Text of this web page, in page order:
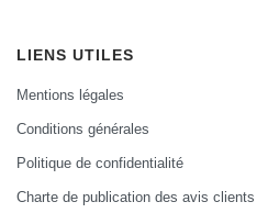
LIENS UTILES
Mentions légales
Conditions générales
Politique de confidentialité
Charte de publication des avis clients